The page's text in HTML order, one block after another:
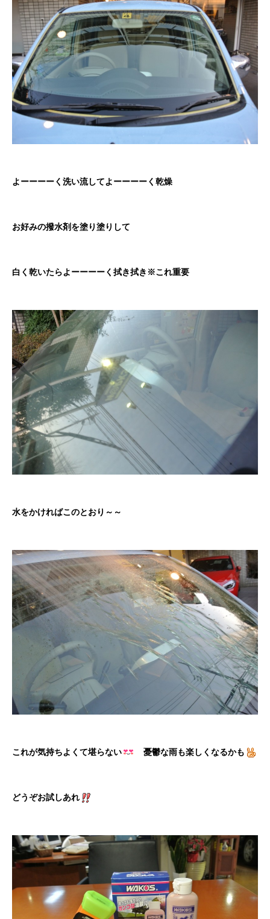
よーーーーく洗い流してよーーーーく乾燥
お好みの撥水剤を塗り塗りして
白く乾いたらよーーーーく拭き拭き※これ重要
水をかければこのとおり～～
これが気持ちよくて堪らない 憂鬱な雨も楽しくなるかも
どうぞお試しあれ